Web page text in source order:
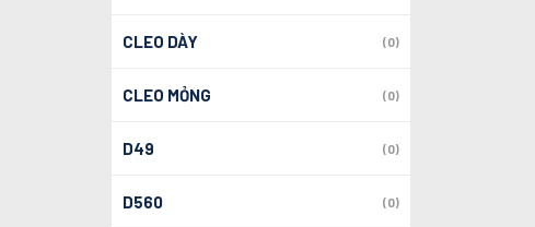
CLEO DÀY (0)
CLEO MỎNG (0)
D49 (0)
D560 (0)